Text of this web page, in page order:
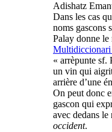
Adishatz
Dans les cas
noms gascons
Palay donne le
Multidiccionari
« arrèpunte sf.
un vin qui
arrière d’une
On peut donc
gascon qui
avec dedans
occident.